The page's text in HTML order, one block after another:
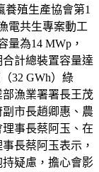
養殖生產協會第1
電共生專案動工
量為14 MWp，
計總裝置容量達
32 GWh）綠
漁業署署長王茂
市長趙卿惠、農
事長蔡阿玉、在
長蔡阿玉表示，
疑慮，擔心會影